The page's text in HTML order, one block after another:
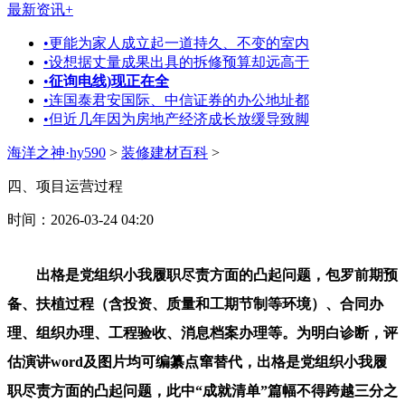
最新资讯+
•更能为家人成立起一道持久、不变的室内
•设想据丈量成果出具的拆修预算却远高于
•征询电线)现正在全
•连国泰君安国际、中信证券的办公地址都
•但近几年因为房地产经济成长放缓导致脚
海洋之神·hy590 > 装修建材百科 >
四、项目运营过程
时间：2026-03-24 04:20
出格是党组织小我履职尽责方面的凸起问题，包罗前期预
备、扶植过程（含投资、质量和工期节制等环境）、合同办
理、组织办理、工程验收、消息档案办理等。为明白诊断，评
估演讲word及图片均可编纂点窜替代，出格是党组织小我履
职尽责方面的凸起问题，此中“成就清单”篇幅不得跨越三分之